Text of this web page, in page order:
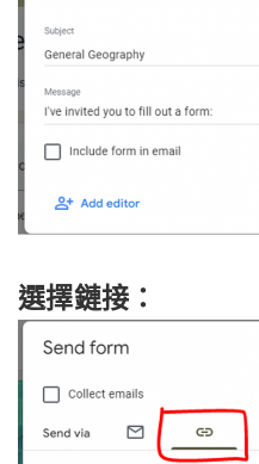
選擇鏈接：